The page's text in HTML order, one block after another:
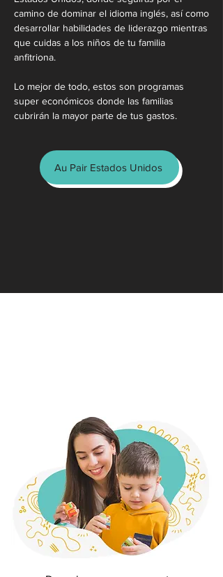
camino de dominar el idioma inglés, así como
desarrollar habilidades de liderazgo mientras
que cuidas a los niños de tu familia
anfitriona.
Lo mejor de todo, estos son programas
super económicos donde las familias
cubrirán la mayor parte de tus gastos.
Au Pair Estados Unidos